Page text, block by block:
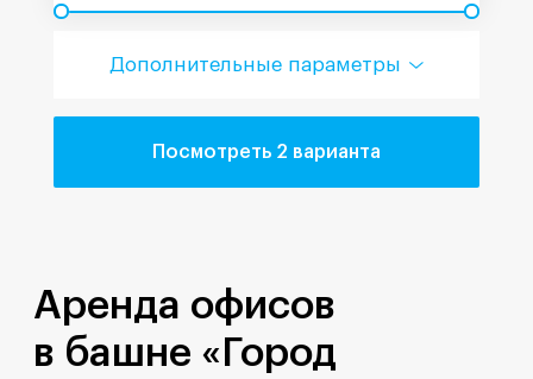
Дополнительные параметры
Посмотреть 2 варианта
Аренда офисов
в башне «Город